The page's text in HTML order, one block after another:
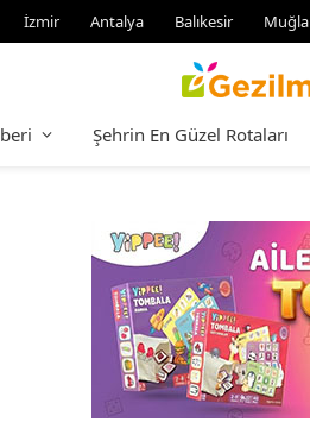
İzmir Antalya Balıkesir Muğla
Şehrin En Güzel Rotaları